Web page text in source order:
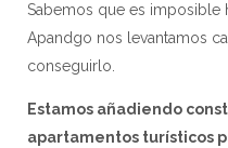
Sabemos que es imposible
Apandgo nos levantamos
conseguirlo.
Estamos añadiendo
apartamentos turísticos